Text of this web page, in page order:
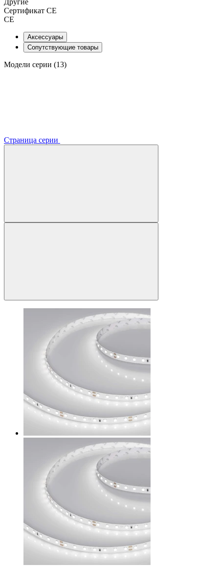
Сертификат CE
CE
Аксессуары
Сопутствующие товары
Модели серии (13)
Страница серии